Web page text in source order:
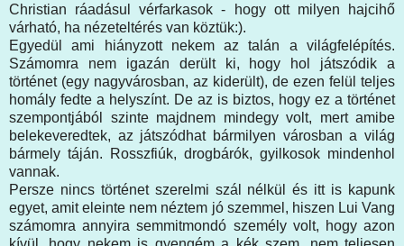
Christian ráadásul vérfarkasok - hogy ott milyen hajcihő
várható, ha nézeteltérés van köztük:).
Egyedül ami hiányzott nekem az talán a világfelépítés.
Számomra nem igazán derült ki, hogy hol játszódik a
történet (egy nagyvárosban, az kiderült), de ezen felül teljes
homály fedte a helyszínt. De az is biztos, hogy ez a történet
szempontjából szinte majdnem mindegy volt, mert amibe
belekeveredtek, az játszódhat bármilyen városban a világ
bármely táján. Rosszfiúk, drogbárók, gyilkosok mindenhol
vannak.
Persze nincs történet szerelmi szál nélkül és itt is kapunk
egyet, amit eleinte nem néztem jó szemmel, hiszen Lui Vang
számomra annyira semmitmondó személy volt, hogy azon